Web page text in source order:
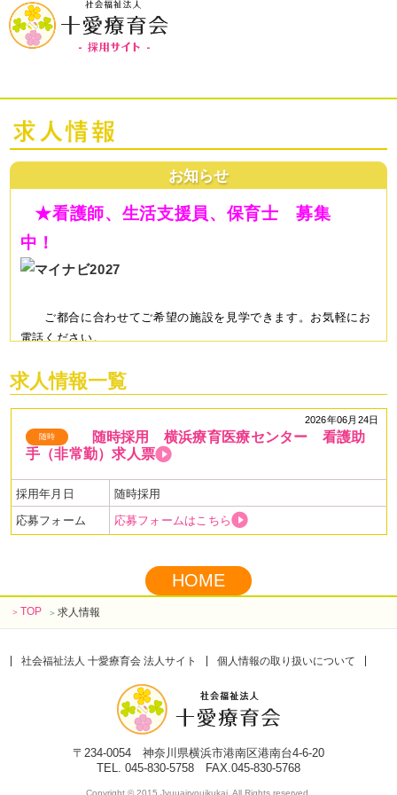
お知らせ
★看護師、生活支援員、保育士 募集
中！
ご都合に合わせてご希望の施設を見学できます。お気軽にお
電話 ください。
問合せ先TEL 045-830-5758 採用担
当
●看護師、生活支援員、保育士、児童指導員を
対象とした就職支度金制度があります
児童指導員
☆コメディカルドットコムに横浜療育医療センターの
インタビュー記事が掲載されました！☆
ーをしていだきました。
当センターの職場の魅力が伝わる記事となっています。
記事はこちら ⇒
求人情報一覧
2026年06月24日
随時
随時採用 横浜療育医療センター 看護助
手（非常勤）求人票
採用年月日
随時採用
応募フォーム
応募フォームはこちら
HOME
＞ TOP ＞ 求人情報
社会福祉法人 十愛療育会 法人サイト 個人情報の取り扱いについて
〒234-0054 神奈川県横浜市港南区港南台4-6-20
TEL. 045-830-5758 FAX.045-830-5768
Copyright © 2015 Jyuuairyouikukai. All Rights reserved.